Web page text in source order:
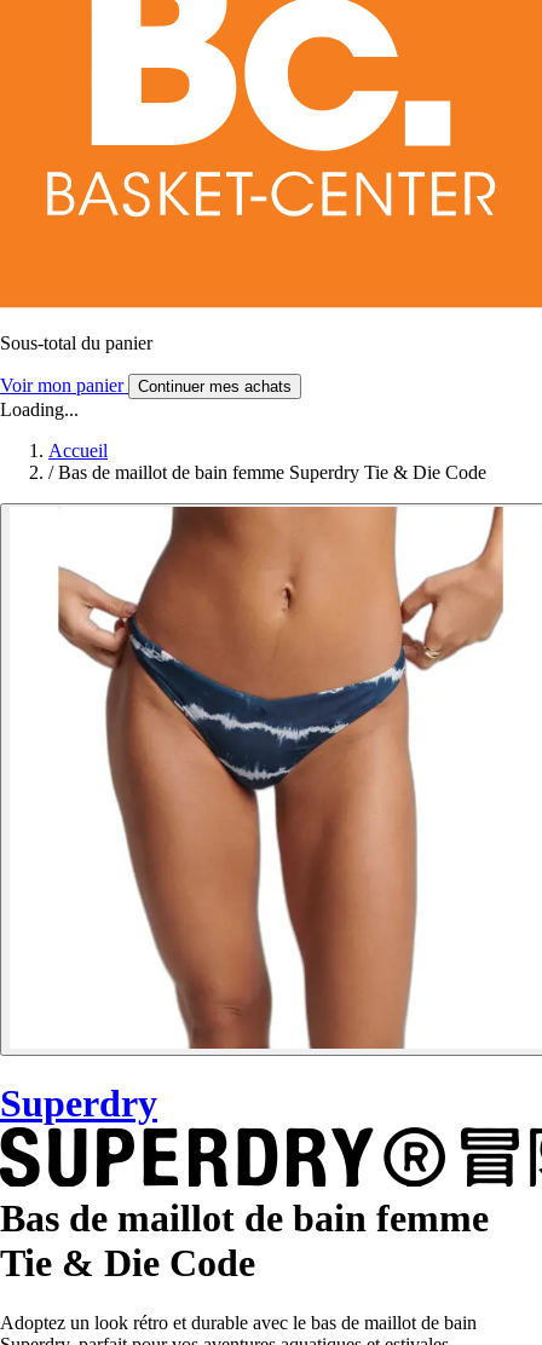
Sous-total du panier
Voir mon panier Continuer mes achats
Loading...
Accueil
/ Bas de maillot de bain femme Superdry Tie & Die Code
Superdry
Bas de maillot de bain femme
Tie & Die Code
Adoptez un look rétro et durable avec le bas de maillot de bain